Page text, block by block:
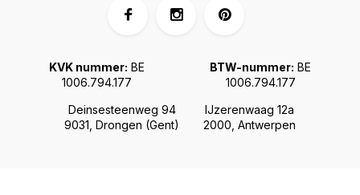
Deinsesteenweg 94
9031, Drongen (Gent)
IJzerenwaag 12a
2000, Antwerpen
KVK nummer: BE
1006.794.177
BTW-nummer: BE
1006.794.177